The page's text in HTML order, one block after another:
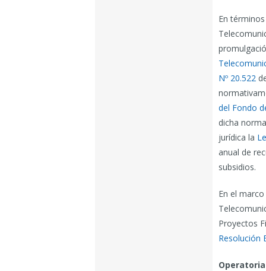
En
Nº 20.522
del Fondo
dicha
jurídica la
anual de
subsidios.
En el
Proyectos
Resolución